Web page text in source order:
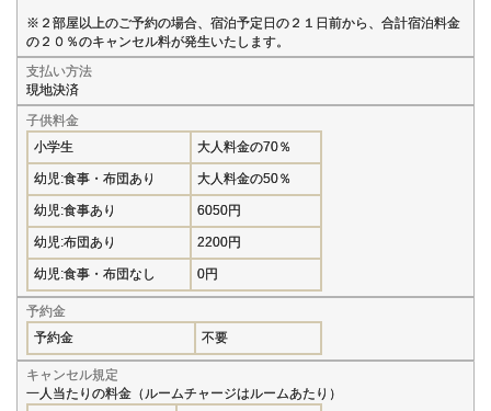
※２部屋以上のご予約の場合、宿泊予定日の２１日前から、合計宿泊料金
の２０％のキャンセル料が発生いたします。
支払い方法
現地決済
子供料金
小学生
大人料金の70％
幼児:食事・布団あり 大人料金の50％
幼児:食事あり 6050円
幼児:布団あり 2200円
幼児:食事・布団なし 0円
予約金
予約金
不要
キャンセル規定
一人当たりの料金（ルームチャージはルームあたり）